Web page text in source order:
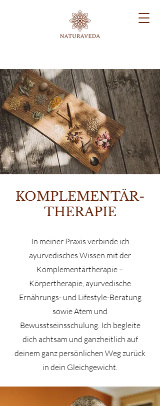
KOMPLEMENTÄR-
THERAPIE
In meiner Praxis verbinde ich
ayurvedisches Wissen mit der
Komplementärtherapie –
Körpertherapie, ayurvedische
Ernährungs- und Lifestyle-Beratung
sowie Atem und
Bewusstseinsschulung. Ich begleite
dich achtsam und ganzheitlich auf
deinem ganz persönlichen Weg zurück
in dein Gleichgewicht.